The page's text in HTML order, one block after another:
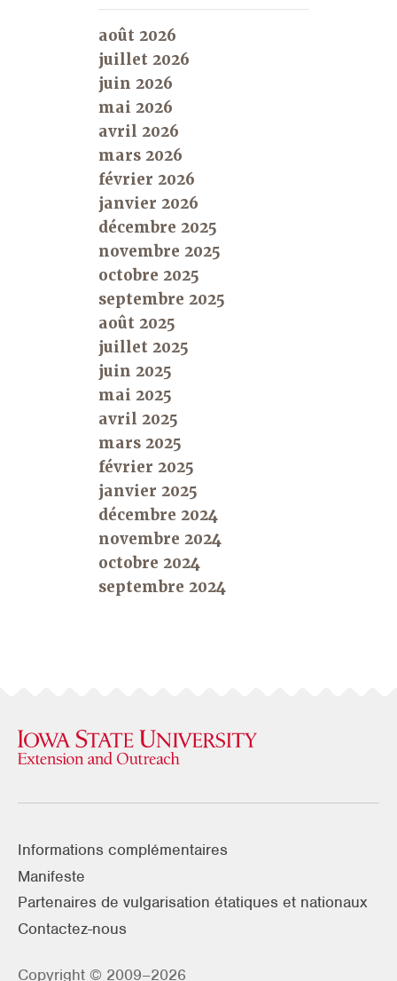
août 2026
juillet 2026
juin 2026
mai 2026
avril 2026
mars 2026
février 2026
janvier 2026
décembre 2025
novembre 2025
octobre 2025
septembre 2025
août 2025
juillet 2025
juin 2025
mai 2025
avril 2025
mars 2025
février 2025
janvier 2025
décembre 2024
novembre 2024
octobre 2024
septembre 2024
Informations complémentaires
Manifeste
Partenaires de vulgarisation étatiques et nationaux
Contactez-nous
Copyright © 2009–2026